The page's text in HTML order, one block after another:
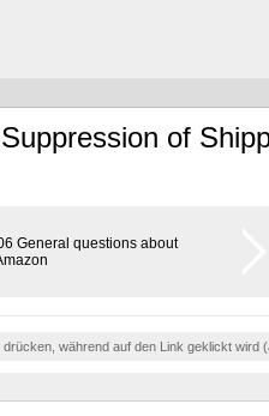
of
General questions about
während auf den Link geklickt